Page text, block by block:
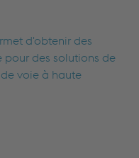
d'obtenir des
pour des solutions de
voie à haute